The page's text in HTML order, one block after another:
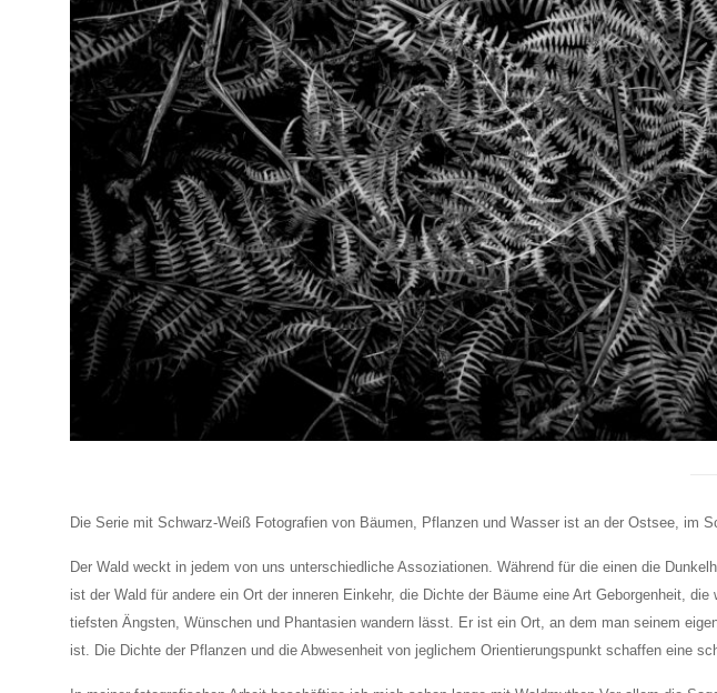
Die Serie mit Schwarz-Weiß Fotografien von Bäumen, Pflanzen und Wasser ist an der Ostsee, im
Der Wald weckt in jedem von uns unterschiedliche Assoziationen. Während für die einen die
ist der Wald für andere ein Ort der inneren Einkehr, die Dichte der Bäume eine Art Geborgenheit,
tiefsten Ängsten, Wünschen und Phantasien wandern lässt. Er ist ein Ort, an dem man seinem
ist. Die Dichte der Pflanzen und die Abwesenheit von jeglichem Orientierungspunkt schaffen eine